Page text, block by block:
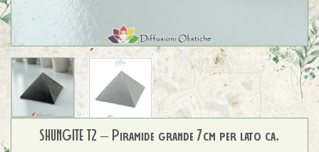
SHUNGITE T2 – Piramide grande 7cm per lato ca.